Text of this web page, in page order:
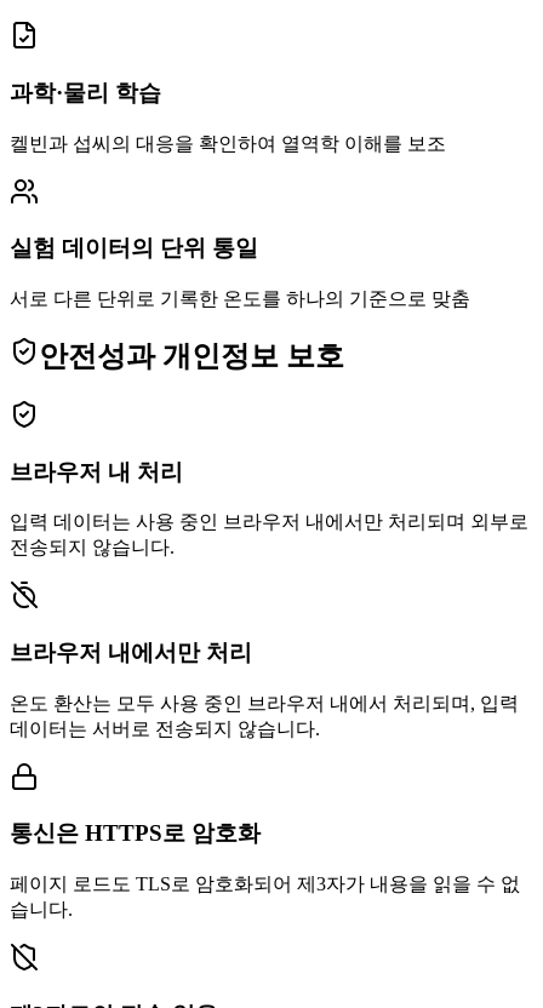
과학·물리 학습
켈빈과 섭씨의 대응을 확인하여 열역학 이해를 보조
실험 데이터의 단위 통일
서로 다른 단위로 기록한 온도를 하나의 기준으로 맞춤
안전성과 개인정보 보호
브라우저 내 처리
입력 데이터는 사용 중인 브라우저 내에서만 처리되며 외부로
전송되지 않습니다.
브라우저 내에서만 처리
온도 환산는 모두 사용 중인 브라우저 내에서 처리되며, 입력
데이터는 서버로 전송되지 않습니다.
통신은 HTTPS로 암호화
페이지 로드도 TLS로 암호화되어 제3자가 내용을 읽을 수 없
습니다.